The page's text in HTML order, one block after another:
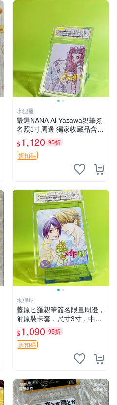
水狸屋
嚴選NANA Ai Yazawa親筆簽
名照3寸周邊 獨家收藏品含卡
磚 日版中古 默認初瑕 周邊
照片 署名
$1,120 95折
折扣碼
水狸屋
藤原ヒ羅親筆簽名限量周邊，
附原裝卡套，尺寸3寸，中古
輕瑕 會長大人 親筆 簽名 周
邊 卡套 3寸 中古初瑕
$1,090 95折
折扣碼